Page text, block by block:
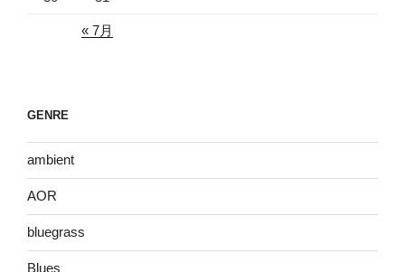
« 7月
GENRE
ambient
AOR
bluegrass
Blues